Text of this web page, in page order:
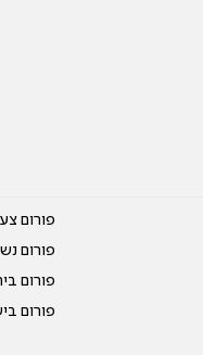
פורום
פורום
פורום
פורום